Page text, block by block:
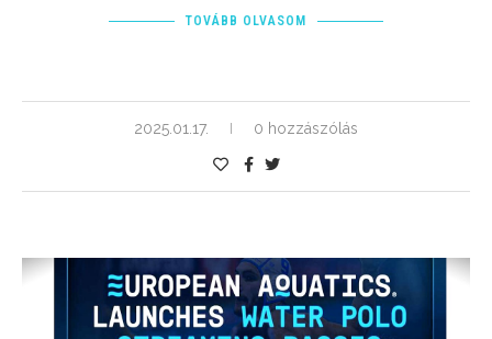
TOVÁBB OLVASOM
2025.01.17. 0 hozzászólás